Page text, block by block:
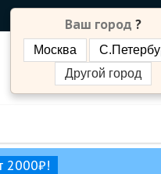
Ваш город ?
Москва
Другой город
2000₽!